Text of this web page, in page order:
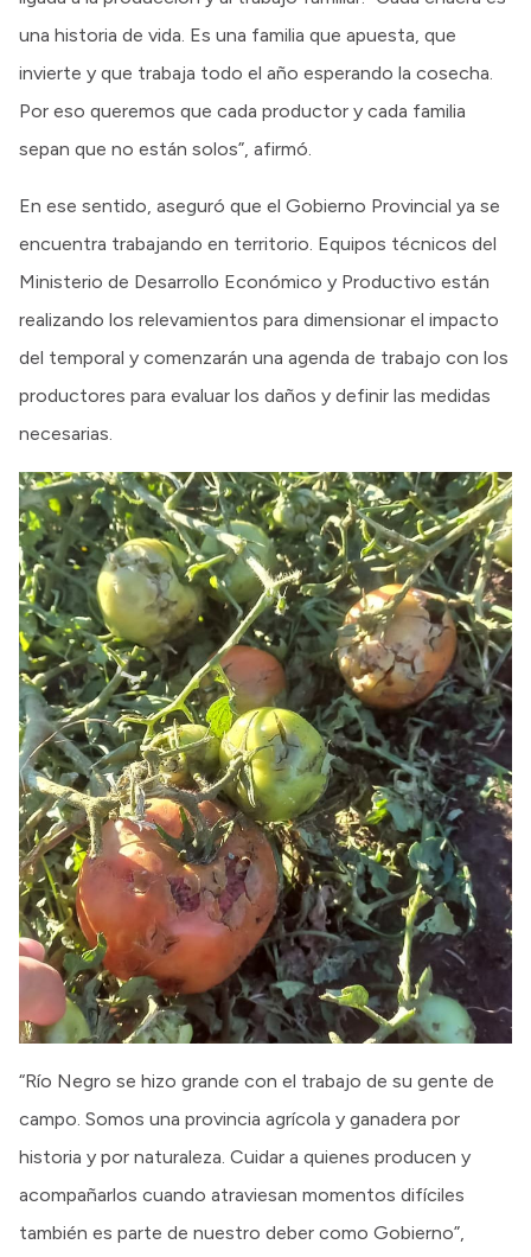
una historia de vida. Es una familia que apuesta, que
invierte y que trabaja todo el año esperando la cosecha.
Por eso queremos que cada productor y cada familia
sepan que no están solos”, afirmó.
En ese sentido, aseguró que el Gobierno Provincial ya se
encuentra trabajando en territorio. Equipos técnicos del
Ministerio de Desarrollo Económico y Productivo están
realizando los relevamientos para dimensionar el impacto
del temporal y comenzarán una agenda de trabajo con los
productores para evaluar los daños y definir las medidas
necesarias.
“Río Negro se hizo grande con el trabajo de su gente de
campo. Somos una provincia agrícola y ganadera por
historia y por naturaleza. Cuidar a quienes producen y
acompañarlos cuando atraviesan momentos difíciles
también es parte de nuestro deber como Gobierno”,